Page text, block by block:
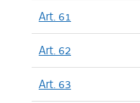
Art. 61
Art. 62
Art. 63